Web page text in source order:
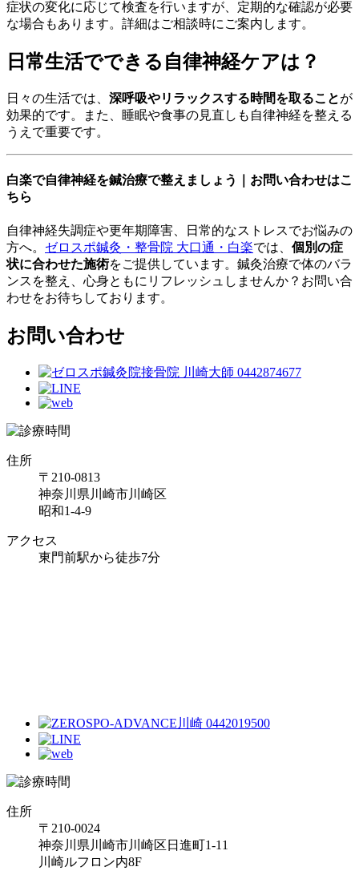
症状の変化に応じて検査を行いますが、定期的な確認が必要
な場合もあります。詳細はご相談時にご案内します。
日常生活でできる自律神経ケアは？
日々の生活では、 深呼吸やリラックスする時間を取ることが
効果的です。また、睡眠や食事の見直しも自律神経を整える
うえで重要です。
白楽で自律神経を鍼治療で整えましょう｜お問い合わせはこ
ちら
自律神経失調症や更年期障害、日常的なストレスでお悩みの
方へ。 ゼロスポ鍼灸・整骨院 大口通・白楽では、 個別の症
状に合わせた施術をご提供しています。鍼灸治療で体のバラ
ンスを整え、心身ともにリフレッシュしませんか？お問い合
わせをお待ちしております。
お問い合わせ
住所
〒210-0813
神奈川県川崎市川崎区
昭和1-4-9
アクセス
東門前駅から徒歩7分
住所
〒210-0024
神奈川県川崎市川崎区日進町1-11
川崎ルフロン内8F